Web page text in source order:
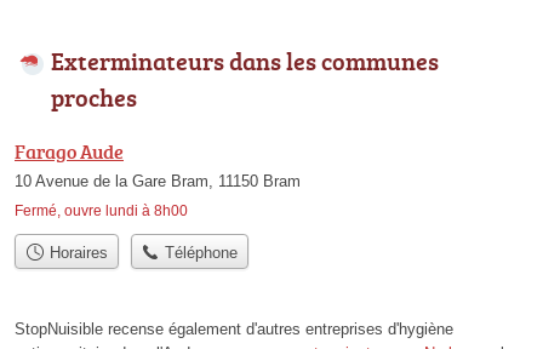
Exterminateurs dans les communes
proches
Farago Aude
10 Avenue de la Gare Bram, 11150 Bram
Fermé, ouvre lundi à 8h00
Horaires Téléphone
StopNuisible recense également d'autres entreprises d'hygiène